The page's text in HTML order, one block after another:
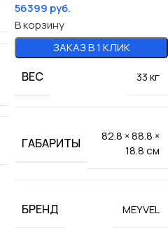
56399 руб.
В корзину
ЗАКАЗ В 1 КЛИК
ВЕС 33 кг
ГАБАРИТЫ
82.8 × 88.8 ×
18.8 см
БРЕНД MEYVEL